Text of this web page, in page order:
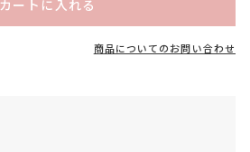
カートに入れる
商品についてのお問い合わせ